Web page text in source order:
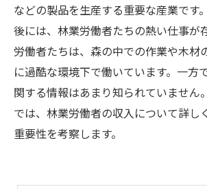
などの製品を生産する重要な産業です
後には、林業労働者たちの熱い仕事が
労働者たちは、森の中での作業や木材
に過酷な環境下で働いています。一方
関する情報はあまり知られていません
では、林業労働者の収入について詳し
重要性を考察します。